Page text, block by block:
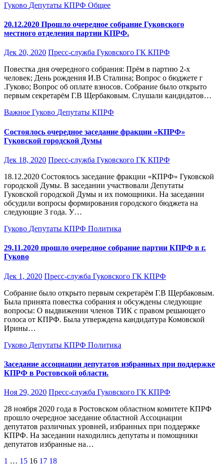
Гуково Депутаты КПРФ Общее
20.12.2020 Прошло очередное собрание Гуковского
местного отделения партии КПРФ.
Дек 20, 2020 Пресс-служба Гуковского ГК КПРФ
Повестка дня очередного собрания: Прём в партию 2-х
человек; День рождения И.В Сталина; Вопрос о бюджете г
.Гуково; Вопрос об оплате взносов. Собрание было открыто
первым секретарём Г.В Щербаковым. Слушали кандидатов…
Важное Гуково Депутаты КПРФ
Состоялось очередное заседание фракции «КПРФ»
Гуковской городской Думы
Дек 18, 2020 Пресс-служба Гуковского ГК КПРФ
18.12.2020 Состоялось заседание фракции «КПРФ» Гуковской
городской Думы. В заседании участвовали Депутаты
Гуковской городской Думы и их помощники. На заседании
обсудили вопросы формирования городского бюджета на
следующие 3 года. У…
Гуково Депутаты КПРФ Политика
29.11.2020 прошло очередное собрание партии КПРФ в г.
Гуково
Дек 1, 2020 Пресс-служба Гуковского ГК КПРФ
Собрание было открыто первым секретарём Г.В Щербаковым.
Была принята повестка собрания и обсуждены следующие
вопросы: О выдвижении членов ТИК с правом решающего
голоса от КПРФ. Была утверждена кандидатура Комовской
Ирины…
Гуково Депутаты КПРФ Политика
Заседание ассоциации депутатов избранных при поддержке
КПРФ в Ростовской области.
Ноя 29, 2020 Пресс-служба Гуковского ГК КПРФ
28 ноября 2020 года в Ростовском областном комитете КПРФ
прошло очередное заседание областной Ассоциации
депутатов различных уровней, избранных при поддержке
КПРФ. На заседании находились депутаты и помощники
депутатов избранные на…
1 … 15 16 17 18